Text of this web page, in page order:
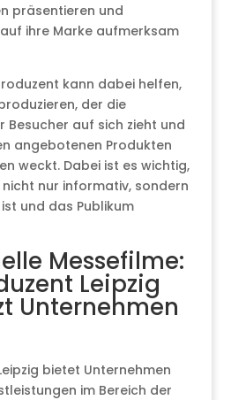
präsentieren und
ihre Marke aufmerksam
kann dabei helfen,
der die
Besucher auf sich zieht und
angebotenen Produkten
weckt. Dabei ist es wichtig,
nur informativ, sondern
und das Publikum
Messefilme:
Leipzig
Unternehmen
bietet Unternehmen
im Bereich der